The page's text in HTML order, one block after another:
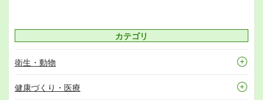
カテゴリ
衛生・動物
健康づくり・医療